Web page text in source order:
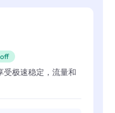
受极速稳定，流量和